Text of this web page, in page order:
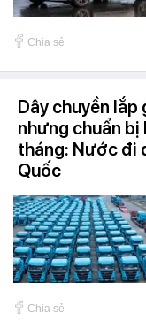
Chia sẻ
Dây chuyền
nhưng chuẩn bị
tháng: Nước đi
Quốc
Chia sẻ